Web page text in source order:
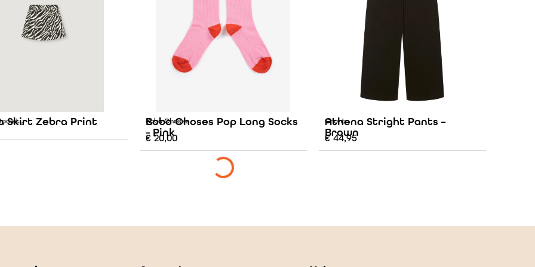
Skirt Zebra Print Bobo Choses
Bobo Choses Pop Long Socks
– Pink
€ 20,00
Grunt
Athena Stright Pants –
Brown
€44,95